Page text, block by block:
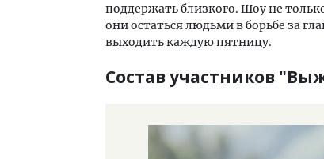
поддержать близкого. Шоу не
они остаться людьми в борьбе за
выходить каждую пятницу.
Состав участников